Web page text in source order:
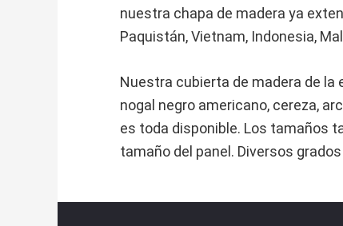
nuestra chapa de madera ya
Paquistán, Vietnam, Indonesia,
Nuestra cubierta de madera de la
nogal negro americano, cereza,
es toda disponible. Los tamaños
tamaño del panel. Diversos